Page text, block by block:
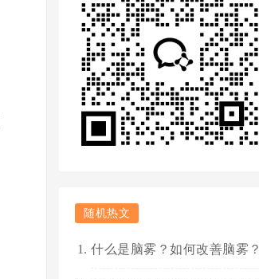
随机热文
什么是脑雾？如何改善脑雾？